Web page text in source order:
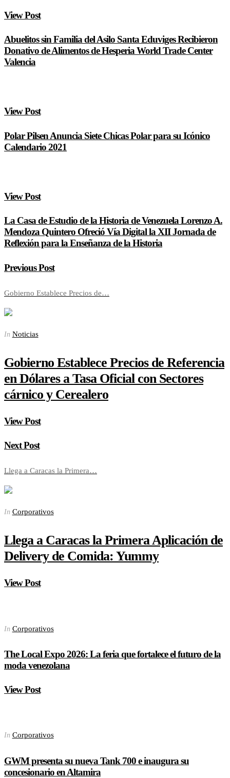
View Post
Abuelitos sin Familia del Asilo Santa Eduviges Recibieron
Donativo de Alimentos de Hesperia World Trade Center
Valencia
View Post
Polar Pilsen Anuncia Siete Chicas Polar para su Icónico
Calendario 2021
View Post
La Casa de Estudio de la Historia de Venezuela Lorenzo A.
Mendoza Quintero Ofreció Vía Digital la XII Jornada de
Reflexión para la Enseñanza de la Historia
Previous Post
Gobierno Establece Precios de…
In Noticias
Gobierno Establece Precios de Referencia
en Dólares a Tasa Oficial con Sectores
cárnico y Cerealero
View Post
Next Post
Llega a Caracas la Primera…
In Corporativos
Llega a Caracas la Primera Aplicación de
Delivery de Comida: Yummy
View Post
In Corporativos
The Local Expo 2026: La feria que fortalece el futuro de la
moda venezolana
View Post
In Corporativos
GWM presenta su nueva Tank 700 e inaugura su
concesionario en Altamira